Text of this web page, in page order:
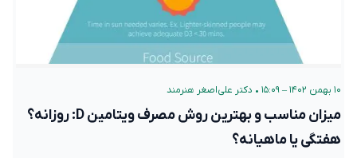
۱۰ بهمن ۱۴۰۲ – ۱۵:۰۹ • دکتر علی‌اصغر هنرمند
میزان مناسب و بهترین روش مصرف ویتامین D: روزانه؟
هفتگی یا ماهیانه؟